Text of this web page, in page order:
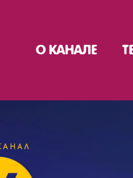
О КАНАЛЕ